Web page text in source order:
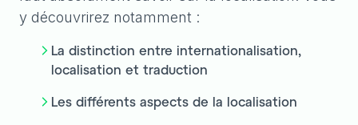
y découvrirez notamment :
La distinction entre internationalisation,
localisation et traduction
Les différents aspects de la localisation